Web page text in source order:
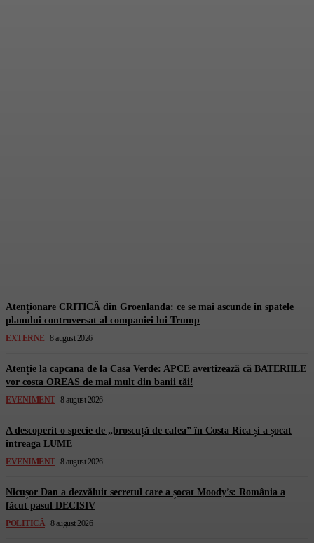
Atenționare CRITICĂ din Groenlanda: ce se mai ascunde în spatele
planului controversat al companiei lui Trump
EXTERNE 8 august 2026
Atenție la capcana de la Casa Verde: APCE avertizează că BATERIILE
vor costa OREAS de mai mult din banii tăi!
EVENIMENT 8 august 2026
A descoperit o specie de „broscuță de cafea” în Costa Rica și a șocat
întreaga LUME
EVENIMENT 8 august 2026
Nicușor Dan a dezvăluit secretul care a șocat Moody’s: România a
făcut pasul DECISIV
POLITICĂ 8 august 2026